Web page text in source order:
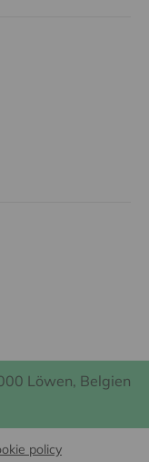
Löwen, Belgien
policy